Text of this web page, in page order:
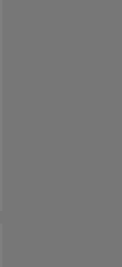
es mir Freude
zu sein. Ich will
Kinder und